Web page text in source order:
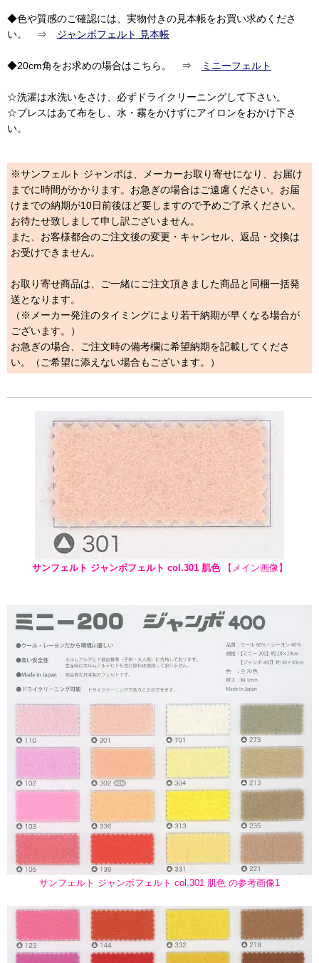
◆色や質感のご確認には、実物付きの見本帳をお買い求めくださ
い。 ⇒ ジャンボフェルト 見本帳
◆20cm角をお求めの場合はこちら。 ⇒ ミニーフェルト
☆洗濯は水洗いをさけ、必ずドライクリーニングして下さい。
☆プレスはあて布をし、水・霧をかけずにアイロンをおかけ下さ
い。
※サンフェルト ジャンボは、メーカーお取り寄せになり、お届け
までに時間がかかります。お急ぎの場合はご遠慮ください。お届
けまでの納期が10日前後ほど要しますので予めご了承ください。
お待たせ致しまして申し訳ございません。
また、お客様都合のご注文後の変更・キャンセル、返品・交換は
お受けできません。
お取り寄せ商品は、ご一緒にご注文頂きました商品と同梱一括発
送となります。
（※メーカー発注のタイミングにより若干納期が早くなる場合が
ございます。）
お急ぎの場合、ご注文時の備考欄に希望納期を記載してくださ
い。（ご希望に添えない場合もございます。）
サンフェルト ジャンボフェルト col.301 肌色【メイン画像】
サンフェルト ジャンボフェルト col.301 肌色 の参考画像1